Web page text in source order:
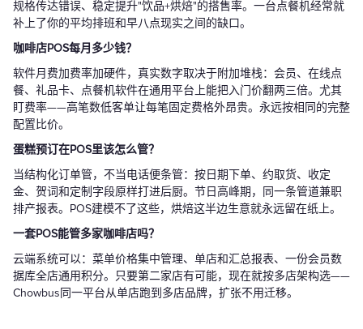
规格传达错误、稳定提升"饮品+烘焙"的搭售率。一台点餐机经常就
补上了你的平均排班和早八点现实之间的缺口。
咖啡店POS每月多少钱？
软件月费加费率加硬件，真实数字取决于附加堆栈：会员、在线点
餐、礼品卡、点餐机软件在通用平台上能把入门价翻两三倍。尤其
盯费率——高笔数低客单让每笔固定费格外昂贵。永远按相同的完整
配置比价。
蛋糕预订在POS里该怎么管？
当结构化订单管，不当电话便条管：按日期下单、约取货、收定
金、贺词和定制字段原样打进后厨。节日高峰期，同一条管道兼职
排产报表。POS建模不了这些，烘焙这半边生意就永远留在纸上。
一套POS能管多家咖啡店吗？
云端系统可以：菜单价格集中管理、单店和汇总报表、一份会员数
据库全店通用积分。只要第二家店有可能，现在就按多店架构选——
Chowbus同一平台从单店跑到多店品牌，扩张不用迁移。